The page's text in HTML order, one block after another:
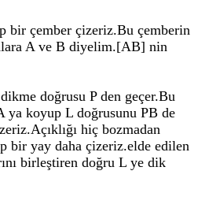
bir çember çizeriz.Bu çemberin
A ve B diyelim.[AB] nin
doğrusu P den geçer.Bu
ya koyup L doğrusunu PB de
hiç bozmadan
bir yay daha çizeriz.elde edilen
birleştiren doğru L ye dik